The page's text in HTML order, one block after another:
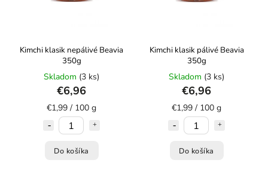
Kimchi klasik nepálivé Beavia
350g
Skladom (3 ks)
€6,96
€1,99 / 100 g
Do košíka
Kimchi klasik pálivé Beavia
350g
Skladom (3 ks)
€6,96
€1,99 / 100 g
Do košíka